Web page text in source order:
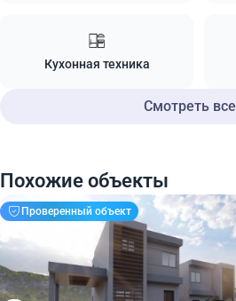
Кухонная техника
Смотреть все
Похожие объекты
Проверенный объект